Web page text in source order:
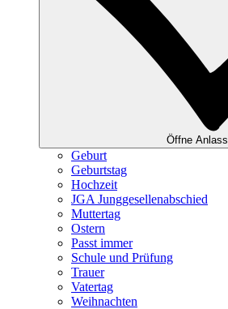
Öffne Anlass
Geburt
Geburtstag
Hochzeit
JGA Junggesellenabschied
Muttertag
Ostern
Passt immer
Schule und Prüfung
Trauer
Vatertag
Weihnachten